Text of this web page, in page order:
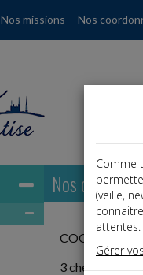
Nos missions Nos
Nos
COGERA
3 chemin de
Comme
(veille,
Gérer